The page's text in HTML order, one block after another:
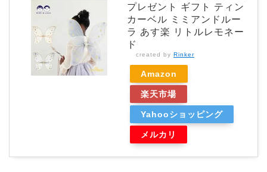
プレゼント ギフト ティン
カーベル ミミアンドルー
ラ あす楽 リトルレモネー
ド
created by Rinker
Amazon
楽天市場
Yahooショッピング
メルカリ